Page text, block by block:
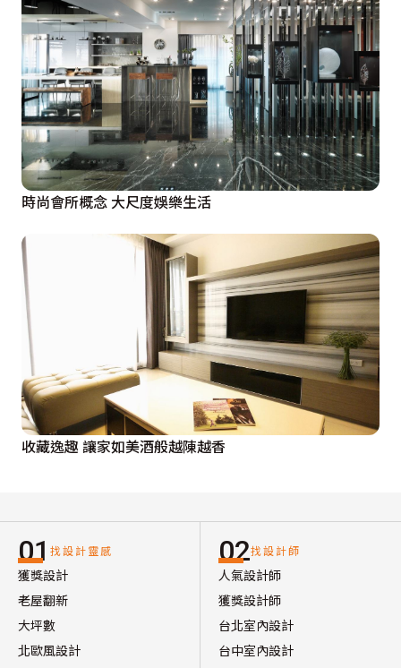
時尚會所概念 大尺度娛樂生活
收藏逸趣 讓家如美酒般越陳越香
01 找設計靈感
獲獎設計
老屋翻新
大坪數
北歐風設計
02找設計師
人氣設計師
獲獎設計師
台北室內設計
台中室內設計